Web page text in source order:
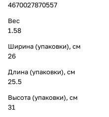
4670027870557
Вес
1.58
Ширина (упаковки), см
26
Длина (упаковки), см
25.5
Высота (упаковки), см
31